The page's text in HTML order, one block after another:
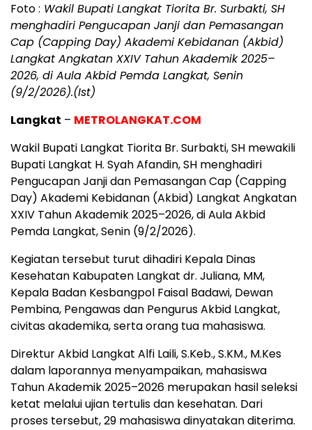
Foto : Wakil Bupati Langkat Tiorita Br. Surbakti, SH
menghadiri Pengucapan Janji dan Pemasangan
Cap (Capping Day) Akademi Kebidanan (Akbid)
Langkat Angkatan XXIV Tahun Akademik 2025–
2026, di Aula Akbid Pemda Langkat, Senin
(9/2/2026).(Ist)
Langkat – METROLANGKAT.COM
Wakil Bupati Langkat Tiorita Br. Surbakti, SH mewakili
Bupati Langkat H. Syah Afandin, SH menghadiri
Pengucapan Janji dan Pemasangan Cap (Capping
Day) Akademi Kebidanan (Akbid) Langkat Angkatan
XXIV Tahun Akademik 2025–2026, di Aula Akbid
Pemda Langkat, Senin (9/2/2026).
Kegiatan tersebut turut dihadiri Kepala Dinas
Kesehatan Kabupaten Langkat dr. Juliana, MM,
Kepala Badan Kesbangpol Faisal Badawi, Dewan
Pembina, Pengawas dan Pengurus Akbid Langkat,
civitas akademika, serta orang tua mahasiswa.
Direktur Akbid Langkat Alfi Laili, S.Keb., S.KM., M.Kes
dalam laporannya menyampaikan, mahasiswa
Tahun Akademik 2025–2026 merupakan hasil seleksi
ketat melalui ujian tertulis dan kesehatan. Dari
proses tersebut, 29 mahasiswa dinyatakan diterima.